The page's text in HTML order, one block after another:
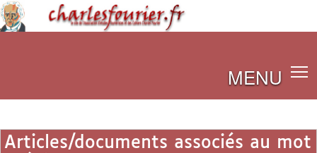
MENU
Articles/documents associés au mot